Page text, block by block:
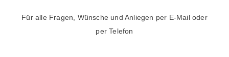
Für alle Fragen, Wünsche und Anliegen per E-Mail oder
per Telefon